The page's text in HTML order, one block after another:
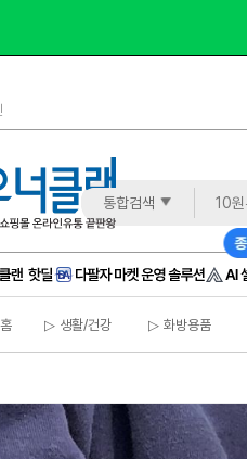
통합검색
홈 ▷ 생활/건강 ▷ 화방용품